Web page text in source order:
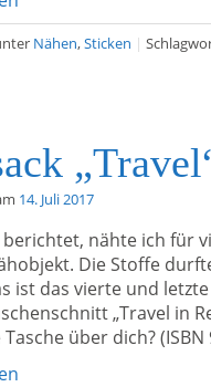
Nähen,Sticken |
14. Juli 2017
nähte ich für
Die Stoffe
ist das vierte und
„Travel in
über dich? (ISBN